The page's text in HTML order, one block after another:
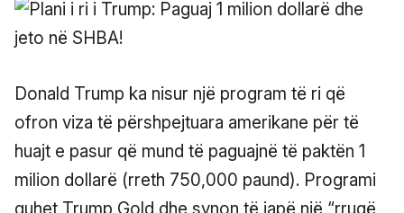
Donald Trump ka nisur një program të ri që
ofron viza të përshpejtuara amerikane për të
huajt e pasur që mund të paguajnë të paktën 1
milion dollarë (rreth 750,000 paund). Programi
quhet Trump Gold dhe synon të japë një “rrugë